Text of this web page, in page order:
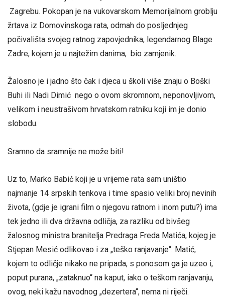
Zagrebu. Pokopan je na vukovarskom Memorijalnom groblju
žrtava iz Domovinskoga rata, odmah do posljednjeg
počivališta svojeg ratnog zapovjednika, legendarnog Blage
Zadre, kojem je u najtežim danima, bio zamjenik.
Žalosno je i jadno što čak i djeca u školi više znaju o Boški
Buhi ili Nadi Dimić nego o ovom skromnom, neponovljivom,
velikom i neustrašivom hrvatskom ratniku koji im je donio
slobodu.
Sramno da sramnije ne može biti!
Uz to, Marko Babić koji je u vrijeme rata sam uništio
najmanje 14 srpskih tenkova i time spasio veliki broj nevinih
života, (gdje je igrani film o njegovu ratnom i inom putu?) ima
tek jedno ili dva državna odličja, za razliku od bivšeg
žalosnog ministra branitelja Predraga Freda Matića, kojeg je
Stjepan Mesić odlikovao i za „teško ranjavanje“. Matić,
kojem to odličje nikako ne pripada, s ponosom ga je uzeo i,
poput purana, „zataknuo“ na kaput, iako o teškom ranjavanju,
ovog, neki kažu navodnog „dezertera“, nema ni riječi.